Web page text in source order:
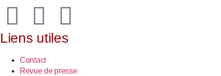
Liens utiles
Contact
Revue de presse